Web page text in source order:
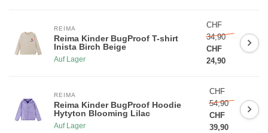
REIMA
Reima Kinder BugProof T-shirt
Inista Birch Beige
Auf Lager
CHF
34,90
CHF
24,90
REIMA
Reima Kinder BugProof Hoodie
Hytyton Blooming Lilac
Auf Lager
CHF
54,90
CHF
39,90